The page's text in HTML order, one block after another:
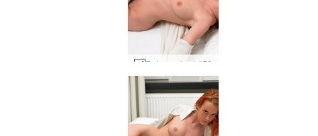
Petra op bed #50